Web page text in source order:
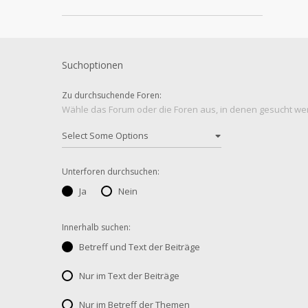
Suchoptionen
Zu durchsuchende Foren:
Wähle das Forum oder die Foren aus, in denen gesucht
Unterforen durchsuchen:
Ja Nein
Innerhalb suchen:
Betreff und Text der Beiträge
Nur im Text der Beiträge
Nur im Betreff der Themen